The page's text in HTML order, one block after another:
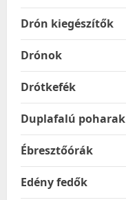
Drón kiegészítők
Drónok
Drótkefék
Duplafalú poharak
Ébresztőórák
Edény fedők